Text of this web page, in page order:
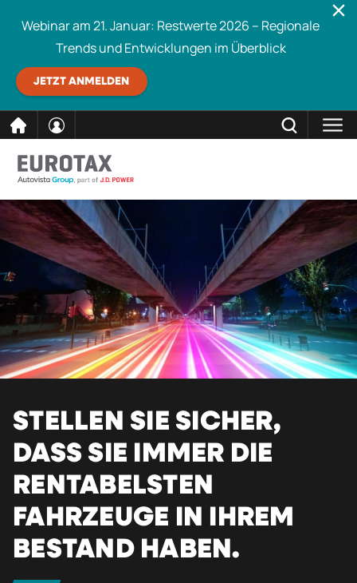
direkt
Inhalt
Webinar am 21. Januar: Restwerte 2026 – Regionale
Trends und Entwicklungen im Überblick
JETZT ANMELDEN
Eurotax durchsuchen SCHLIESSEN
STELLEN SIE SICHER,
DASS SIE IMMER DIE
RENTABELSTEN
FAHRZEUGE IN IHREM
BESTAND HABEN.